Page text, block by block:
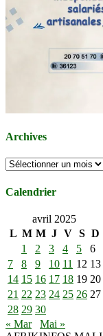
Archives
Archives
Calendrier
avril 2025
L M M J V S D
1
2 3 4 5
6
7
8 9 10 11 12 13
14 15 16 17 18 19 20
21 22 23 24 25 26 27
28 29 30
« Mar
Mai »